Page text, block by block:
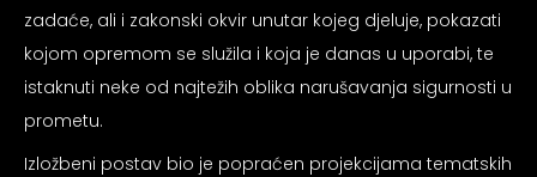
zadaće, ali i zakonski okvir unutar kojeg djeluje, pokazati
kojom opremom se služila i koja je danas u uporabi, te
istaknuti neke od najtežih oblika narušavanja sigurnosti u
prometu.
Izložbeni postav bio je popraćen projekcijama tematskih